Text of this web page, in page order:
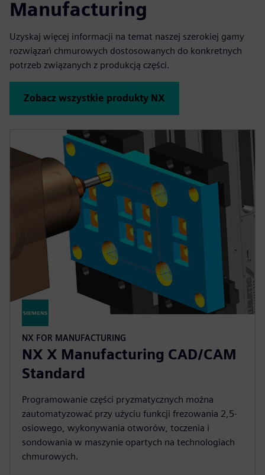
Manufacturing
Uzyskaj więcej informacji na temat naszej szerokiej gamy
rozwiązań chmurowych dostosowanych do konkretnych
potrzeb związanych z produkcją części.
Zobacz wszystkie produkty NX
NX FOR MANUFACTURING
NX X Manufacturing CAD/CAM
Standard
Programowanie części pryzmatycznych można
zautomatyzować przy użyciu funkcji frezowania 2,5-
osiowego, wykonywania otworów, toczenia i
sondowania w maszynie opartych na technologiach
chmurowych.